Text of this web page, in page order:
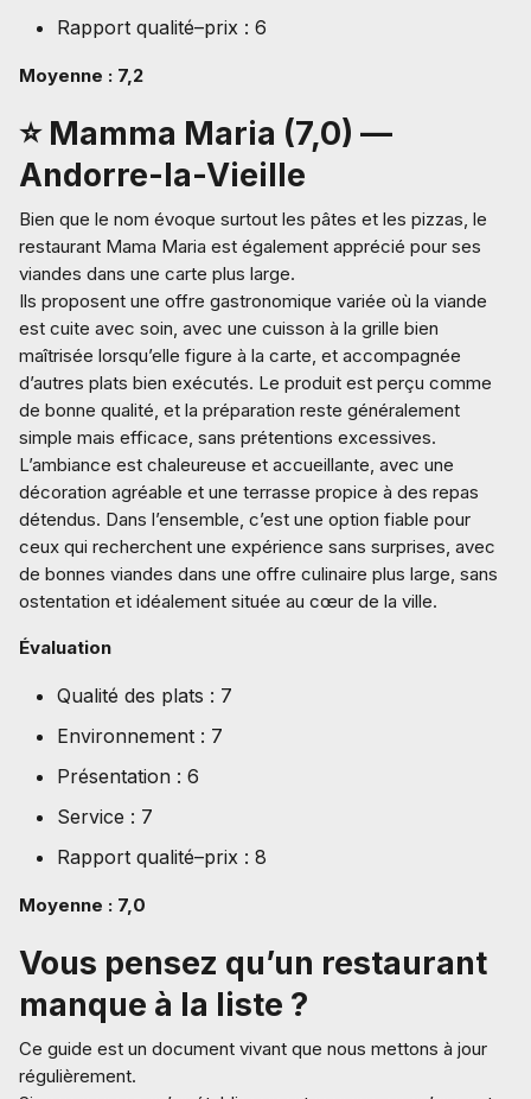
Rapport qualité–prix : 6
Moyenne : 7,2
⭐ Mamma Maria (7,0) —
Andorre-la-Vieille
Bien que le nom évoque surtout les pâtes et les pizzas, le
restaurant Mama Maria est également apprécié pour ses
viandes dans une carte plus large.
Ils proposent une offre gastronomique variée où la viande
est cuite avec soin, avec une cuisson à la grille bien
maîtrisée lorsqu’elle figure à la carte, et accompagnée
d’autres plats bien exécutés. Le produit est perçu comme
de bonne qualité, et la préparation reste généralement
simple mais efficace, sans prétentions excessives.
L’ambiance est chaleureuse et accueillante, avec une
décoration agréable et une terrasse propice à des repas
détendus. Dans l’ensemble, c’est une option fiable pour
ceux qui recherchent une expérience sans surprises, avec
de bonnes viandes dans une offre culinaire plus large, sans
ostentation et idéalement située au cœur de la ville.
Évaluation
Qualité des plats : 7
Environnement : 7
Présentation : 6
Service : 7
Rapport qualité–prix : 8
Moyenne : 7,0
Vous pensez qu’un restaurant
manque à la liste ?
Ce guide est un document vivant que nous mettons à jour
régulièrement.